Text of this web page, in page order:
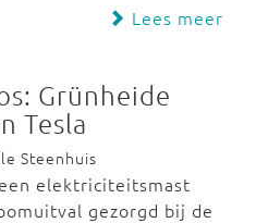
Lees meer
Grünheide
Tesla
Steenhuis
elektriciteitsmast
gezorgd bij de